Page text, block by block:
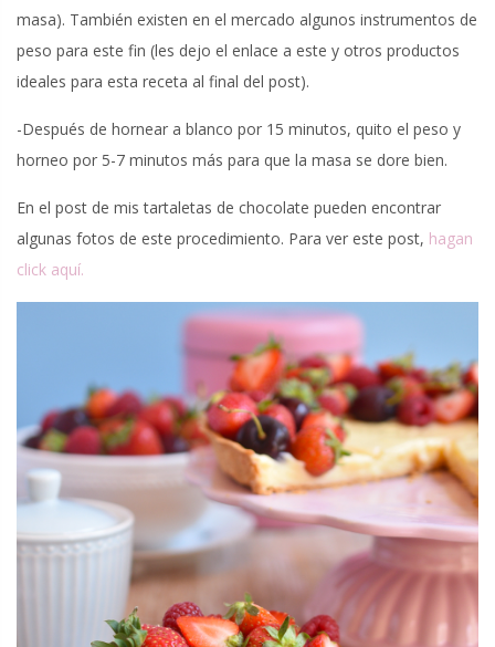
masa). También existen en el mercado algunos instrumentos de
peso para este fin (les dejo el enlace a este y otros productos
ideales para esta receta al final del post).
-Después de hornear a blanco por 15 minutos, quito el peso y
horneo por 5-7 minutos más para que la masa se dore bien.
En el post de mis tartaletas de chocolate pueden encontrar
algunas fotos de este procedimiento. Para ver este post, hagan
click aquí.